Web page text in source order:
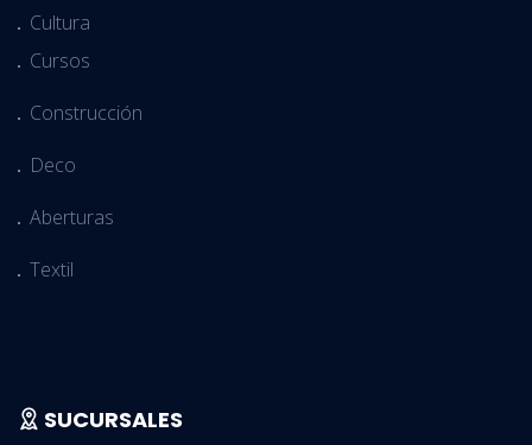
Cultura
Cursos
Construcción
Deco
Aberturas
Textil
SUCURSALES